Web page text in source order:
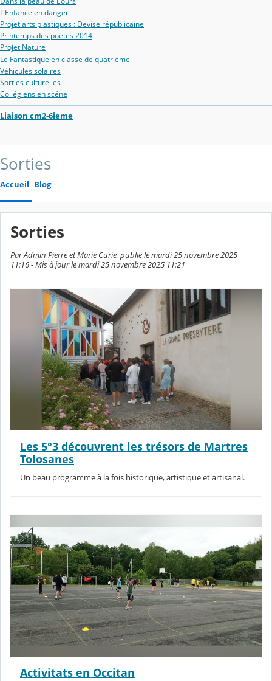
L'Enfance en danger
Projet arts plastiques : Devise républicaine
Printemps des poètes 2014
Projet Nature
Le Fantastique en classe de quatrième
Véhicules solaires
Sorties culturelles
Collégiens en scéne
Liaison cm2-6ieme
Sorties
Accueil Blog
Sorties
Par Admin Pierre et Marie Curie, publié le mardi 25 novembre 2025
11:16 - Mis à jour le mardi 25 novembre 2025 11:21
Les 5°3 découvrent les trésors de Martres
Tolosanes
Un beau programme à la fois historique, artistique et artisanal.
Activitats en Occitan